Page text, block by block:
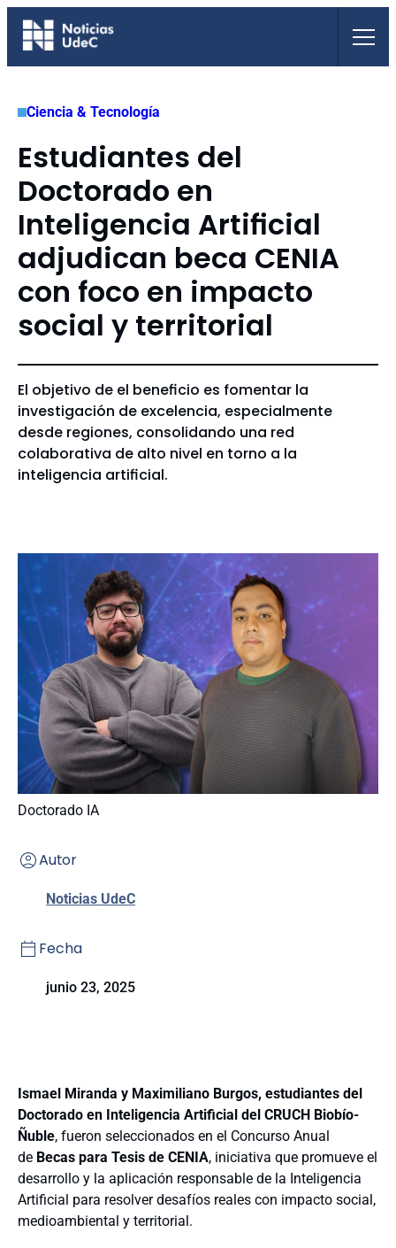
Saltar
Ciencia & Tecnología
Estudiantes del
Doctorado en
Inteligencia Artificial
adjudican beca CENIA
con foco en impacto
social y territorial
El objetivo de el beneficio es fomentar la
investigación de excelencia, especialmente
desde regiones, consolidando una red
colaborativa de alto nivel en torno a la
inteligencia artificial.
Doctorado IA
Autor
Noticias UdeC
Fecha
junio 23, 2025
Ismael Miranda y Maximiliano Burgos, estudiantes del
Doctorado en Inteligencia Artificial del CRUCH Biobío-
Ñuble, fueron seleccionados en el Concurso Anual
de Becas para Tesis de CENIA, iniciativa que promueve el
desarrollo y la aplicación responsable de la Inteligencia
Artificial para resolver desafíos reales con impacto social,
medioambiental y territorial.